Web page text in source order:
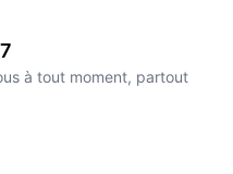
à tout moment, partout